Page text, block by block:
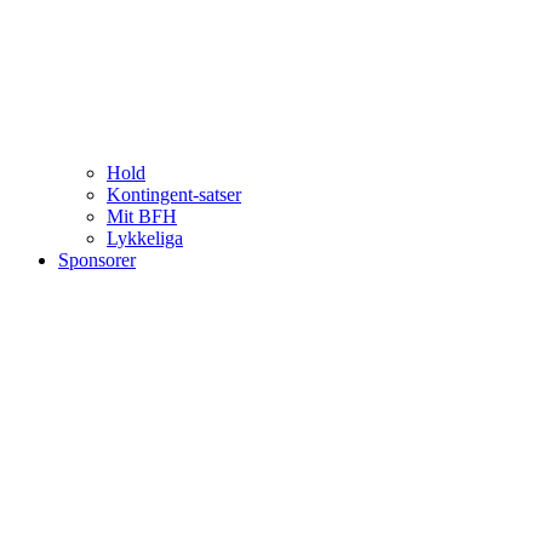
Hold
Kontingent-satser
Mit BFH
Lykkeliga
Sponsorer